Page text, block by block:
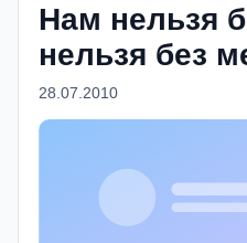
Нам нельзя
нельзя без
28.07.2010